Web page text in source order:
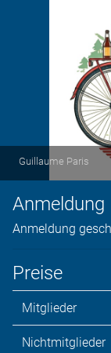
Guillaume Paris
Anmeldung
Anmeldung
Preise
Mitglieder
Nichtmitglieder